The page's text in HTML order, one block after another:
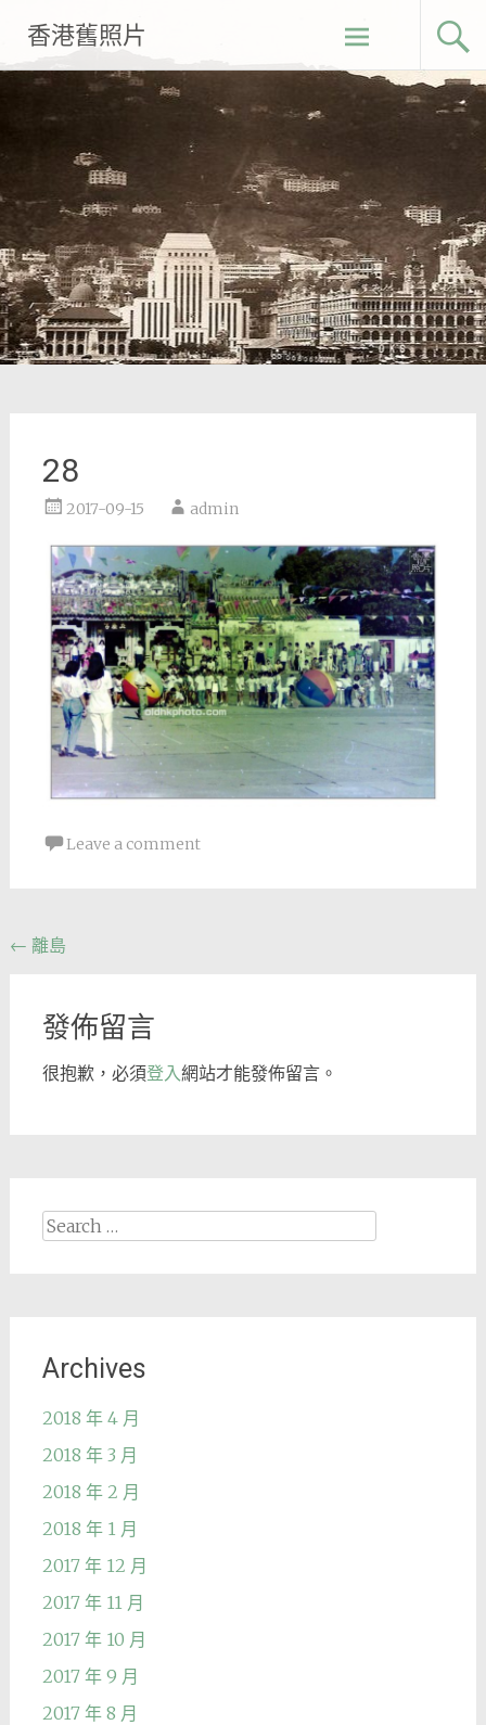
content
香港舊照片
28
2017-09-15 admin
Leave a comment
Post
← 離島
發佈留言
很抱歉，必須登入網站才能發佈留言。
Search
for:
Archives
2018 年 4 月
2018 年 3 月
2018 年 2 月
2018 年 1 月
2017 年 12 月
2017 年 11 月
2017 年 10 月
2017 年 9 月
2017 年 8 月